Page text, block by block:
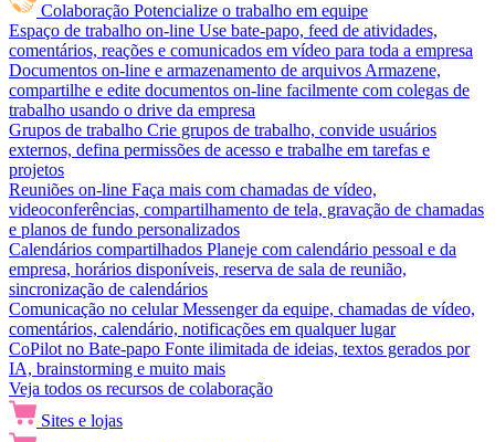
Colaboração Potencialize o trabalho em equipe
Espaço de trabalho on-line Use bate-papo, feed de atividades,
comentários, reações e comunicados em vídeo para toda a empresa
Documentos on-line e armazenamento de arquivos Armazene,
compartilhe e edite documentos on-line facilmente com colegas de
trabalho usando o drive da empresa
Grupos de trabalho Crie grupos de trabalho, convide usuários
externos, defina permissões de acesso e trabalhe em tarefas e
projetos
Reuniões on-line Faça mais com chamadas de vídeo,
videoconferências, compartilhamento de tela, gravação de chamadas
e planos de fundo personalizados
Calendários compartilhados Planeje com calendário pessoal e da
empresa, horários disponíveis, reserva de sala de reunião,
sincronização de calendários
Comunicação no celular Messenger da equipe, chamadas de vídeo,
comentários, calendário, notificações em qualquer lugar
CoPilot no Bate-papo Fonte ilimitada de ideias, textos gerados por
IA, brainstorming e muito mais
Veja todos os recursos de colaboração
Sites e lojas